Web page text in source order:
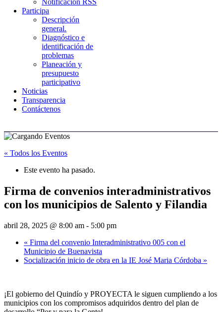
Notificación RSS
Participa
Descripción
general.
Diagnóstico e
identificación de
problemas
Planeación y
presupuesto
participativo
Noticias
Transparencia
Contáctenos
« Todos los Eventos
Este evento ha pasado.
Firma de convenios interadministrativos
con los municipios de Salento y Filandia
abril 28, 2025 @ 8:00 am - 5:00 pm
« Firma del convenio Interadministrativo 005 con el
Municipio de Buenavista
Socialización inicio de obra en la IE José Maria Córdoba »
¡El gobierno del Quindío y PROYECTA le siguen cumpliendo a los
municipios con los compromisos adquiridos dentro del plan de